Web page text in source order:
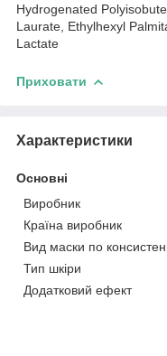
Hydrogenated
Laurate, Ethylhexyl
Lactate
Приховати
Характеристики
Основні
Виробник
Країна виробник
Вид маски по
Тип шкіри
Додатковий ефект